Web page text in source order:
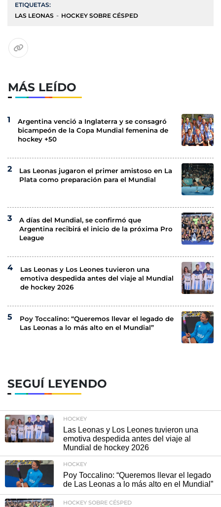
ETIQUETAS:
LAS LEONAS
HOCKEY SOBRE CÉSPED
MÁS LEÍDO
Argentina venció a Inglaterra y se consagró
bicampeón de la Copa Mundial femenina de
hockey +50
Las Leonas jugaron el primer amistoso en La
Plata como preparación para el Mundial
A días del Mundial, se confirmó que
Argentina recibirá el inicio de la próxima Pro
League
Las Leonas y Los Leones tuvieron una
emotiva despedida antes del viaje al Mundial
de hockey 2026
Poy Toccalino: “Queremos llevar el legado de
Las Leonas a lo más alto en el Mundial”
SEGUÍ LEYENDO
HOCKEY
Las Leonas y Los Leones tuvieron una
emotiva despedida antes del viaje al
Mundial de hockey 2026
HOCKEY
Poy Toccalino: “Queremos llevar el legado
de Las Leonas a lo más alto en el Mundial”
HOCKEY SOBRE CÉSPED